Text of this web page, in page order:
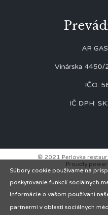
AR
Vinárska
IČO:
IČ DPH:
© 2021 Perlovka
Proudly
Súbory cookie používame na
poskytovanie funkcií sociálnych
Informácie o vašom používaní
partnermi v oblasti sociálnych